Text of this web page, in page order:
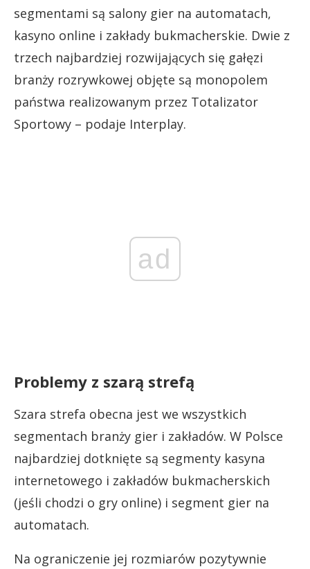
segmentami są salony gier na automatach,
kasyno online i zakłady bukmacherskie. Dwie z
trzech najbardziej rozwijających się gałęzi
branży rozrywkowej objęte są monopolem
państwa realizowanym przez Totalizator
Sportowy – podaje Interplay.
ad
Problemy z szarą strefą
Szara strefa obecna jest we wszystkich
segmentach branży gier i zakładów. W Polsce
najbardziej dotknięte są segmenty kasyna
internetowego i zakładów bukmacherskich
(jeśli chodzi o gry online) i segment gier na
automatach.
Na ograniczenie jej rozmiarów pozytywnie